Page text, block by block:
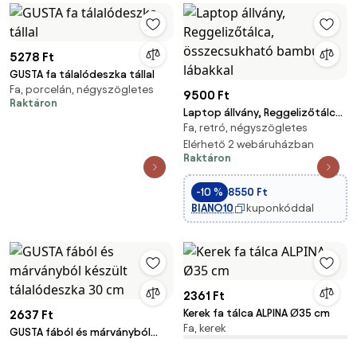
5278 Ft
GUSTA fa tálalódeszka tállal
Fa, porcelán, négyszögletes
Raktáron
9500 Ft
Laptop állvány, Reggelizőtálca,
összecsukható bambusz
lábakkal
Fa, retró, négyszögletes
Elérhető 2 webáruházban
Raktáron
-10 % 8550 Ft
BIANO10
kuponkóddal
2637 Ft
GUSTA fából és márványból
2361 Ft
Kerek fa tálca ALPINA Ø35 cm
Fa, kerek